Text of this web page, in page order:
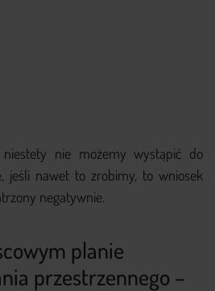
nie możemy wystąpić do
jeśli nawet to zrobimy, to wniosek
negatywnie.
planie
przestrzennego –